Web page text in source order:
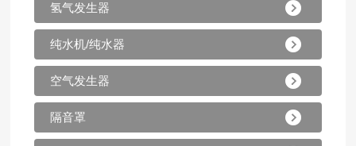
氢气发生器
纯水机/纯水器
空气发生器
隔音罩